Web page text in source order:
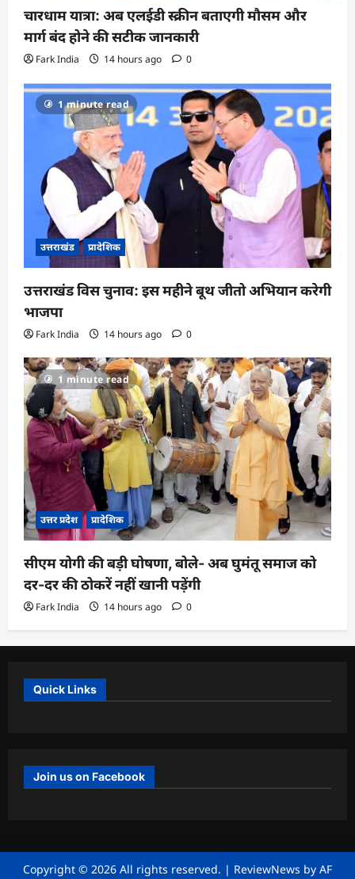
चारधाम यात्रा: अब एलईडी स्क्रीन बताएगी मौसम और
मार्ग बंद होने की सटीक जानकारी
Fark India 14 hours ago 0
1 minute read
उत्तराखंड प्रादेशिक
उत्तराखंड विस चुनाव: इस महीने बूथ जीतो अभियान करेगी
भाजपा
Fark India 14 hours ago 0
1 minute read
उत्तर प्रदेश प्रादेशिक
सीएम योगी की बड़ी घोषणा, बोले- अब घुमंतू समाज को
दर-दर की ठोकरें नहीं खानी पड़ेंगी
Fark India 14 hours ago 0
Quick Links
Join us on Facebook
Copyright © 2026 All rights reserved. | ReviewNews by AF